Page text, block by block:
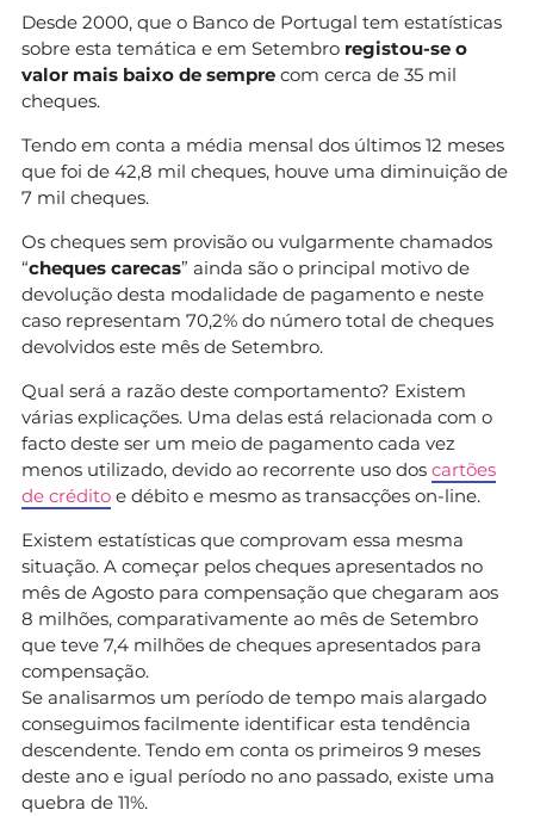
Desde 2000, que o Banco de Portugal tem estatísticas
sobre esta temática e em Setembro registou-se o
valor mais baixo de sempre com cerca de 35 mil
cheques.
Tendo em conta a média mensal dos últimos 12 meses
que foi de 42,8 mil cheques, houve uma diminuição de
7 mil cheques.
Os cheques sem provisão ou vulgarmente chamados
“cheques carecas” ainda são o principal motivo de
devolução desta modalidade de pagamento e neste
caso representam 70,2% do número total de cheques
devolvidos este mês de Setembro.
Qual será a razão deste comportamento? Existem
várias explicações. Uma delas está relacionada com o
facto deste ser um meio de pagamento cada vez
menos utilizado, devido ao recorrente uso dos cartões
de crédito e débito e mesmo as transacções on-line.
Existem estatísticas que comprovam essa mesma
situação. A começar pelos cheques apresentados no
mês de Agosto para compensação que chegaram aos
8 milhões, comparativamente ao mês de Setembro
que teve 7,4 milhões de cheques apresentados para
compensação.
Se analisarmos um período de tempo mais alargado
conseguimos facilmente identificar esta tendência
descendente. Tendo em conta os primeiros 9 meses
deste ano e igual período no ano passado, existe uma
quebra de 11%.